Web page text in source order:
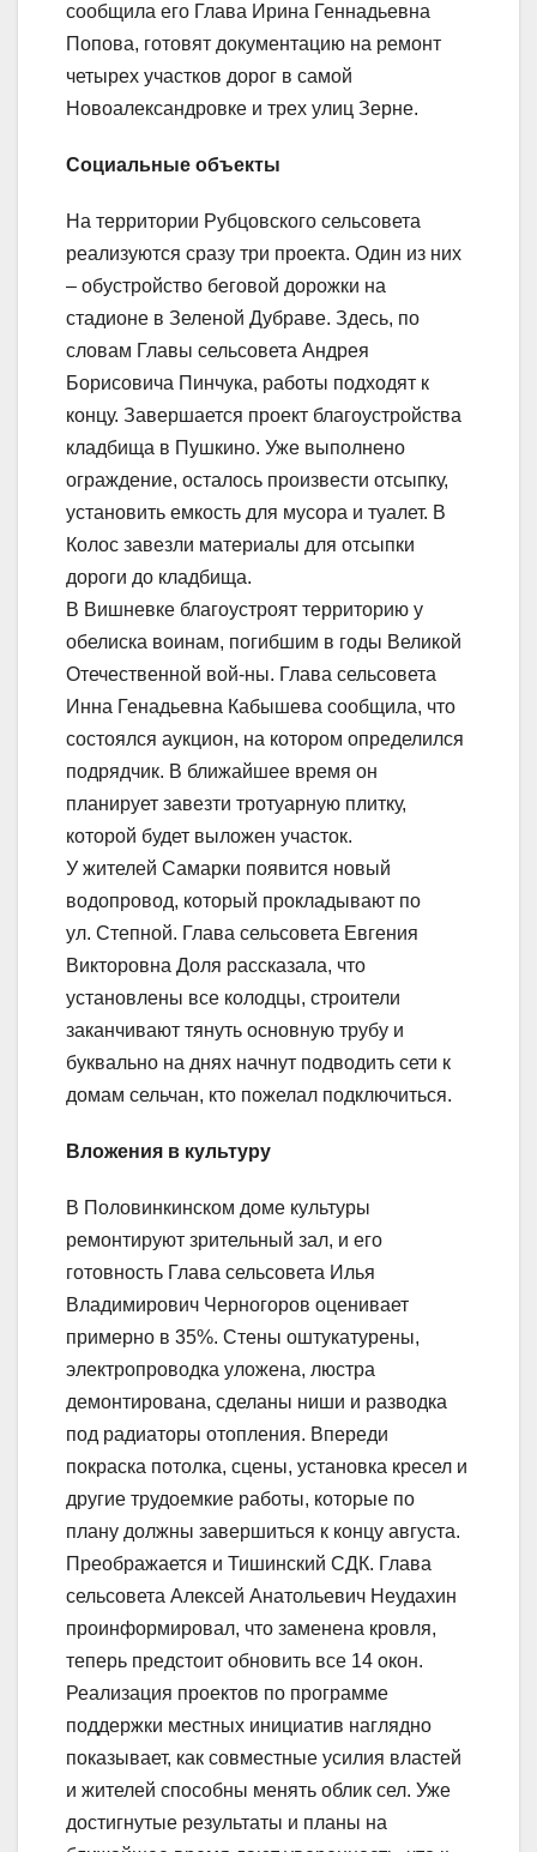
сообщила его Глава Ирина Геннадьевна
Попова, готовят документацию на ремонт
четырех участков дорог в самой
Новоалександровке и трех улиц Зерне.
Социальные объекты
На территории Рубцовского сельсовета
реализуются сразу три проекта. Один из них
– обустройство беговой дорожки на
стадионе в Зеленой Дубраве. Здесь, по
словам Главы сельсовета Андрея
Борисовича Пинчука, работы подходят к
концу. Завершается проект благоустройства
кладбища в Пушкино. Уже выполнено
ограждение, осталось произвести отсыпку,
установить емкость для мусора и туалет. В
Колос завезли материалы для отсыпки
дороги до кладбища.
В Вишневке благоустроят территорию у
обелиска воинам, погибшим в годы Великой
Отечественной вой-ны. Глава сельсовета
Инна Генадьевна Кабышева сообщила, что
состоялся аукцион, на котором определился
подрядчик. В ближайшее время он
планирует завезти тротуарную плитку,
которой будет выложен участок.
У жителей Самарки появится новый
водопровод, который прокладывают по
ул. Степной. Глава сельсовета Евгения
Викторовна Доля рассказала, что
установлены все колодцы, строители
заканчивают тянуть основную трубу и
буквально на днях начнут подводить сети к
домам сельчан, кто пожелал подключиться.
Вложения в культуру
В Половинкинском доме культуры
ремонтируют зрительный зал, и его
готовность Глава сельсовета Илья
Владимирович Черногоров оценивает
примерно в 35%. Стены оштукатурены,
электропроводка уложена, люстра
демонтирована, сделаны ниши и разводка
под радиаторы отопления. Впереди
покраска потолка, сцены, установка кресел и
другие трудоемкие работы, которые по
плану должны завершиться к концу августа.
Преображается и Тишинский СДК. Глава
сельсовета Алексей Анатольевич Неудахин
проинформировал, что заменена кровля,
теперь предстоит обновить все 14 окон.
Реализация проектов по программе
поддержки местных инициатив наглядно
показывает, как совместные усилия властей
и жителей способны менять облик сел. Уже
достигнутые результаты и планы на